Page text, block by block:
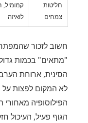
חליטות
צמחים
קמומיל,
לואיזה
חשוב לזכור
"מתאים" בכמות
הסינית, ארוחת
לא המקום לפצות
הפילוסופיה מאחורי
הגוף פעיל, העיכול